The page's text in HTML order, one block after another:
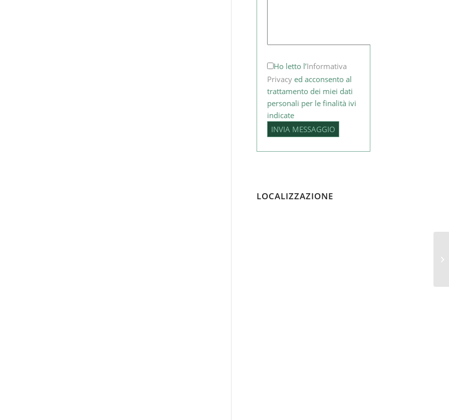
Ho letto l’Informativa
Privacyed acconsento al
trattamento dei miei dati
personali per le finalità ivi
indicate
LOCALIZZAZIONE